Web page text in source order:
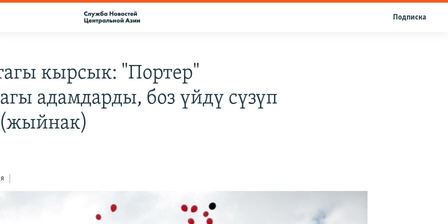
Подписка
кырсык: "Портер"
адамдарды, боз үйдү сүзүп
(жыйнак)